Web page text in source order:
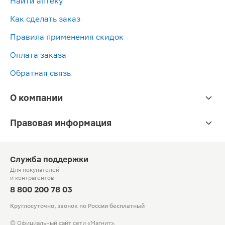
Как сделать заказ
Правила применения скидок
Оплата заказа
Обратная связь
О компании
Правовая информация
Служба поддержки
Для покупателей
и контрагентов
8 800 200 78 03
Круглосуточно, звонок по России бесплатный
© Официальный сайт сети «Магнит».